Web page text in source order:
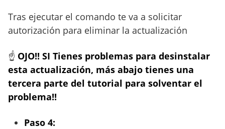
Tras ejecutar el comando te va a solicitar
autorización para eliminar la actualización
☝ OJO!! SI Tienes problemas para desinstalar
esta actualización, más abajo tienes una
tercera parte del tutorial para solventar el
problema!!
Paso 4: